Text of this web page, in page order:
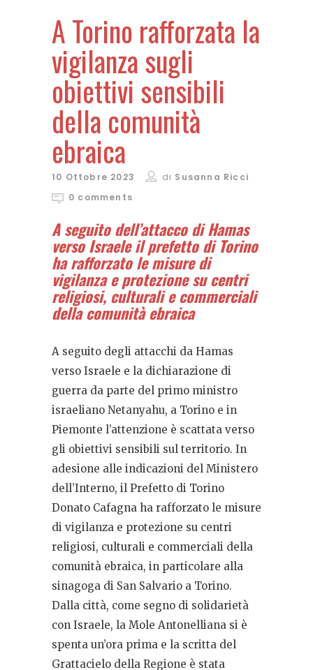
A Torino rafforzata la
vigilanza sugli
obiettivi sensibili
della comunità
ebraica
10 Ottobre 2023 di Susanna Ricci
0 comments
A seguito dell’attacco di Hamas
verso Israele il prefetto di Torino
ha rafforzato le misure di
vigilanza e protezione su centri
religiosi, culturali e commerciali
della comunità ebraica
A seguito degli attacchi da Hamas
verso Israele e la dichiarazione di
guerra da parte del primo ministro
israeliano Netanyahu, a Torino e in
Piemonte l’attenzione è scattata verso
gli obiettivi sensibili sul territorio. In
adesione alle indicazioni del Ministero
dell’Interno, il Prefetto di Torino
Donato Cafagna ha rafforzato le misure
di vigilanza e protezione su centri
religiosi, culturali e commerciali della
comunità ebraica, in particolare alla
sinagoga di San Salvario a Torino.
Dalla città, come segno di solidarietà
con Israele, la Mole Antonelliana si è
spenta un’ora prima e la scritta del
Grattacielo della Regione è stata